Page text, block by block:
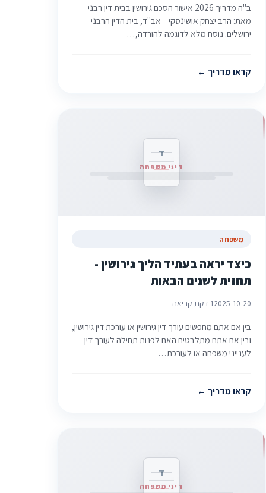
ב"ה מדריך 2026 אישור הסכם גירושין בבית דין רבני
מאת: הרב יצחק אושינסקי – אב"ד, בית הדין הרבני
ירושלים. נוסח מלא לדוגמה להורדה,…
קראו מדריך
ד
דיני משפחה
משפחה
כיצד יראה בעתיד הליך גירושין -
תחזית לשנים הבאות
2025-10-201 דקת קריאה
בין אם אתם מחפשים עורך דין גירושין או עורכת דין גירושין,
ובין אם אתם מתלבטים האם לפנות תחילה לעורך דין
לענייני משפחה או לעורכת…
קראו מדריך
ד
דיני משפחה